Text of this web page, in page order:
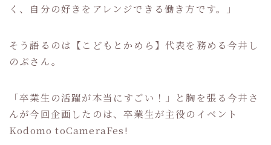
く、自分の好きをアレンジできる働き方です。」
そう語るのは【こどもとかめら】代表を務める今井し
のぶさん。
「卒業生の活躍が本当にすごい！」と胸を張る今井さ
んが今回企画したのは、卒業生が主役のイベント
Kodomo toCameraFes!